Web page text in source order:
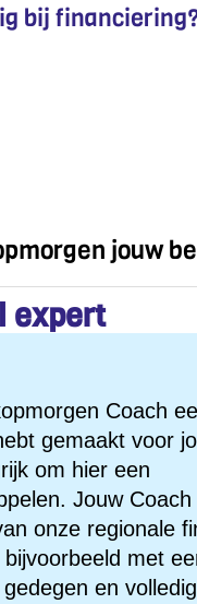
bij
jouw
expert
Coach
gemaakt voor
om hier een
Jouw Coach
onze regionale
met
en volledig